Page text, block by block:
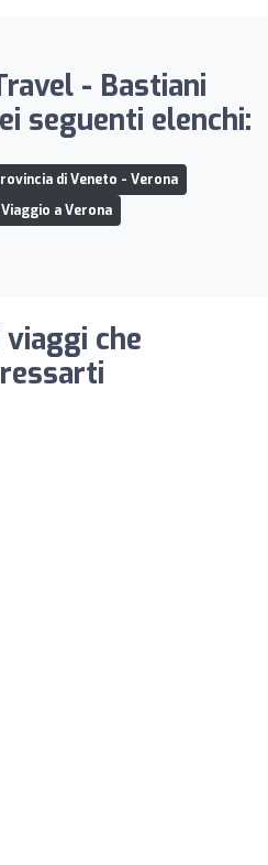
- Bastiani
seguenti elenchi:
di Veneto - Verona
a Verona
che